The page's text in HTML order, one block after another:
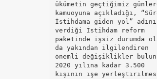
ükümetin geçtiğimiz
kamuoyuna açıkladığı,
İstihdama giden yol” adını
verdiği İstihdam reform
paketinde işsiz durumda
da yakından ilgilendiren
önemli değişiklikler
2020 yılına kadar 3.500
kişinin işe